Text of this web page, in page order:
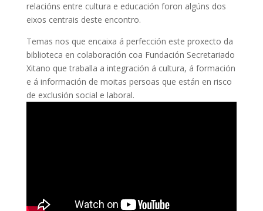
relacións entre cultura e educación foron algúns dos
eixos centrais deste encontro.
Temas nos que encaixa á perfección este proxecto da
biblioteca en colaboración coa Fundación Secretariado
Xitano que traballa a integración á cultura, á formación
e á información de moitas persoas que están en risco
de exclusión social e laboral.